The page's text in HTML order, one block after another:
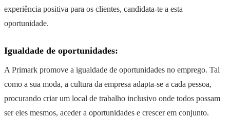
experiência positiva para os clientes, candidata-te a esta
oportunidade.
Igualdade de oportunidades:
A Primark promove a igualdade de oportunidades no emprego. Tal
como a sua moda, a cultura da empresa adapta-se a cada pessoa,
procurando criar um local de trabalho inclusivo onde todos possam
ser eles mesmos, aceder a oportunidades e crescer em conjunto.